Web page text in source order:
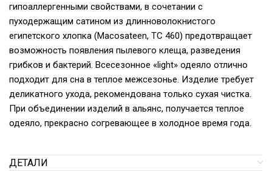
гипоаллергенными свойствами, в сочетании с
пуходержащим сатином из длинноволокнистого
египетского хлопка (Macosateen, TC 460) предотвращает
возможность появления пылевого клеща, разведения
грибков и бактерий. Всесезонное «light» одеяло отлично
подходит для сна в теплое межсезонье. Изделие требует
деликатного ухода, рекомендована только сухая чистка.
При объединении изделий в альянс, получается теплое
одеяло, прекрасно согревающее в холодное время года.
ДЕТАЛИ